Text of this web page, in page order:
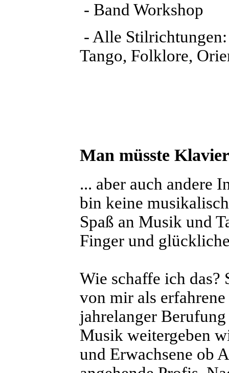
- Band Workshop
- Alle
Tango, Folklore,
Man müsste
... aber auch andere
bin keine
Spaß an Musik und
Finger und
Wie schaffe ich
von mir als
jahrelanger
Musik weitergeben
und Erwachsene ob